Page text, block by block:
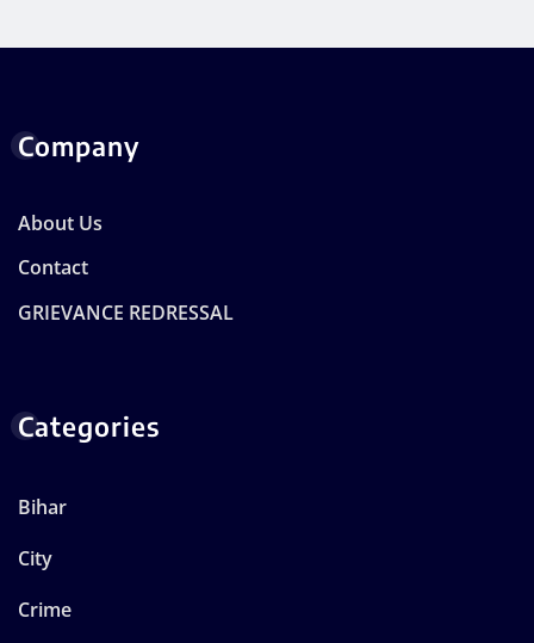
Company
About Us
Contact
GRIEVANCE REDRESSAL
Categories
Bihar
City
Crime